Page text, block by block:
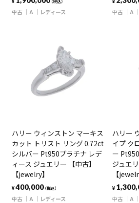
（税込）
中古 A レディース 中古 A
ハリー ウィンストン マーキス
カット トリスト リング 0.72ct
シルバー Pt950プラチナ レデ
ィース ジュエリー 【中古】
【jewelry】
¥400,000（税込）
中古 A レディース
ハリー
イプ ク
ー
ジュエ
【
¥
中古 A